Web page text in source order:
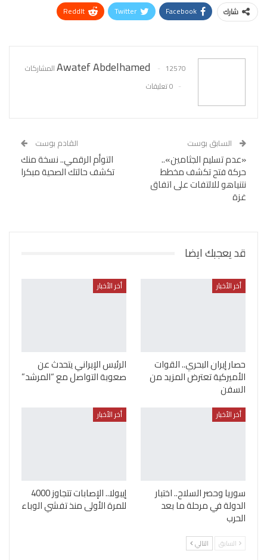
شارك Facebook
Twitter
ReddIt
Awatef Abdelhamed
12570 المشاركات
0 تعليقات
السابق بوست
«عدم تسليم الجثامين»..
حركة فتح تكشف مخطط
نتنياهو للالتفات على اتفاق
غزة
القادم بوست
التوأم الرقمي.. نسخة منك
تكشف حالتك الصحية مبكرا
قد يعجبك ايضا
أخر الأخبار
حصار إيران البحري.. القوات
الأميركية تعترض المزيد من
السفن
أخر الأخبار
الرئيس الإيراني يتحدث عن
صعوبة التواصل مع “المرشد”
أخر الأخبار
سوريا وحصر السلاح.. اختبار
الدولة في مرحلة ما بعد
الحرب
أخر الأخبار
إيبولا.. الإصابات تتجاوز 4000
للمرة الأولى منذ تفشي الوباء
السابق التالي